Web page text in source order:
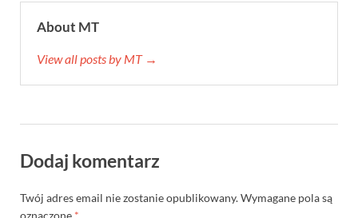
About MT
View all posts by MT →
Dodaj komentarz
Twój adres email nie zostanie opublikowany.Wymagane pola są
oznaczone *